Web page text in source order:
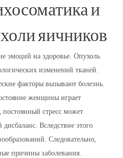
и
яичников
эмоций на здоровье. Опухоль
изменений тканей.
факторы вызывают болезнь.
женщины играет
стресс может
Вследствие этого
Следовательно,
причины заболевания.